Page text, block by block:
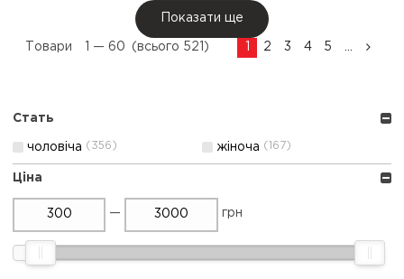
Показати ще
Товари 1 — 60 (всього 521) 2 3 4 5
Стать
чоловіча (356) жіноча (167)
Ціна
— грн